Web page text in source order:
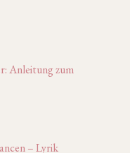
Anleitung zum
– Lyrik